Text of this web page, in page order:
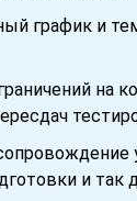
график и
на
и так